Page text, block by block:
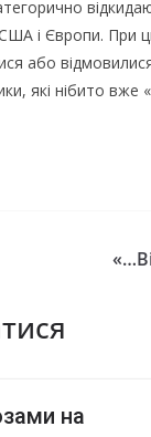
США і Європи.
або
які нібито вже
на